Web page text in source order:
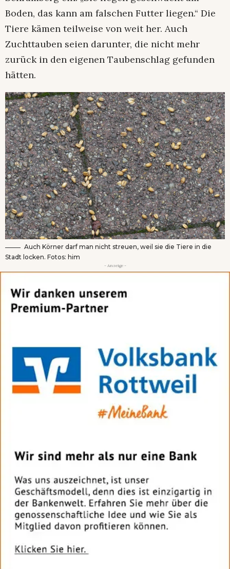
Boden, das kann am falschen Futter liegen.“ Die
Tiere kämen teilweise von weit her. Auch
Zuchttauben seien darunter, die nicht mehr
zurück in den eigenen Taubenschlag gefunden
hätten.
Auch Körner darf man nicht streuen, weil sie die Tiere in die
Stadt locken. Fotos: him
- Anzeige -